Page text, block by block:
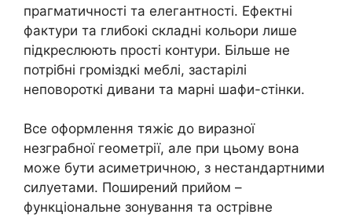
прагматичності та елегантності. Ефектні
фактури та глибокі складні кольори лише
підкреслюють прості контури. Більше не
потрібні громіздкі меблі, застарілі
неповороткі дивани та марні шафи-стінки.
Все оформлення тяжіє до виразної
незграбної геометрії, але при цьому вона
може бути асиметричною, з нестандартними
силуетами. Поширений прийом –
функціональне зонування та острівне